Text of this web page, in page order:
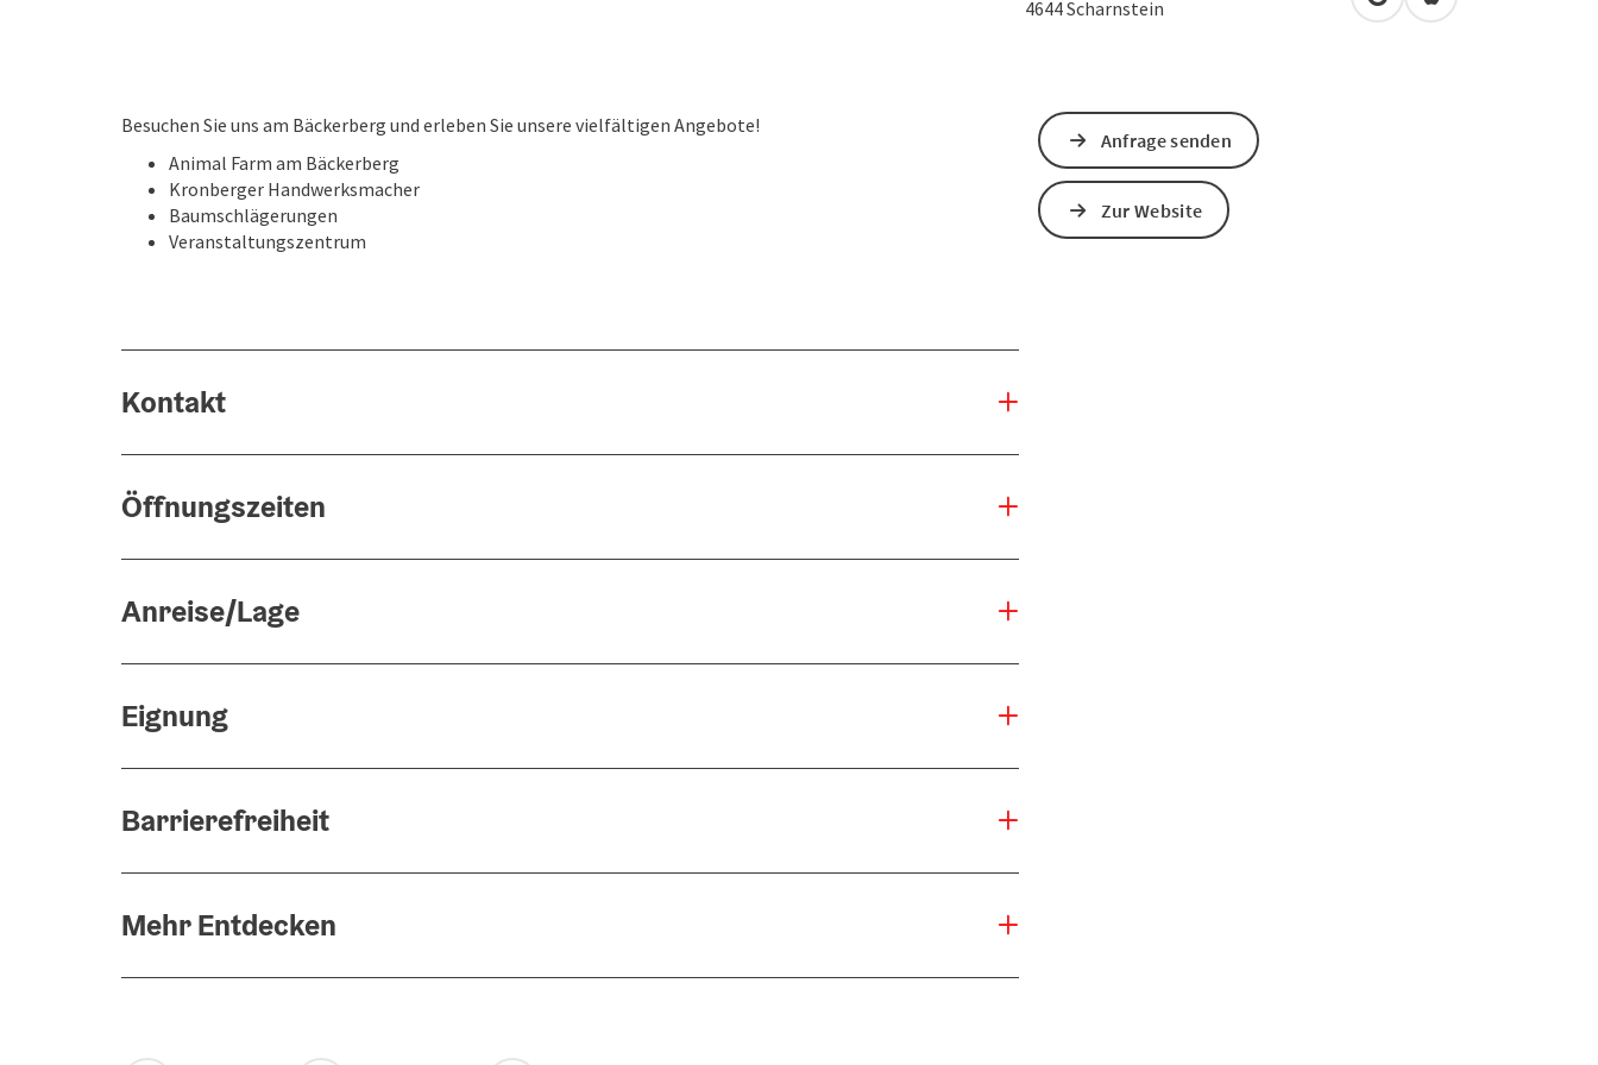
4644Scharnstein in Google Maps öffnen
in Apple Maps
Besuchen Sie uns am Bäckerberg und erleben Sie unsere vielfältigen Angebote!
Animal Farm am Bäckerberg
Kronberger Handwerksmacher
Baumschlägerungen
Veranstaltungszentrum
Kontakt
Öffnungszeiten
Anreise/Lage
Eignung
Barrierefreiheit
Mehr Entdecken
Anfrage senden
Zur Website